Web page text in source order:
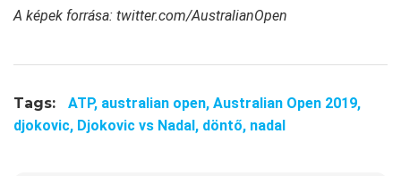
A képek forrása: twitter.com/AustralianOpen
Tags: ATP, australian open, Australian Open 2019,
djokovic, Djokovic vs Nadal, döntő, nadal